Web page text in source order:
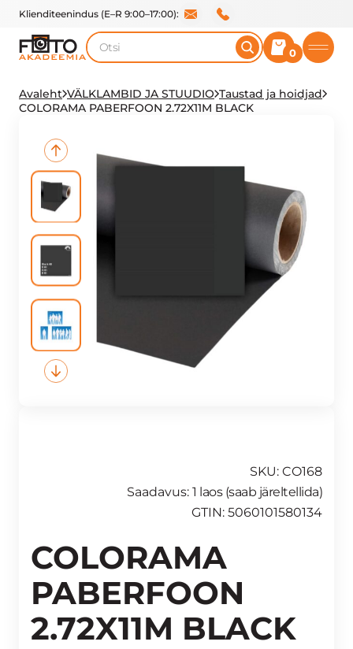
Klienditeenindus (E–R 9:00–17:00):
Otsi
0
Avaleht VÄLKLAMBID JA STUUDIO Taustad ja hoidjad
COLORAMA PABERFOON 2.72X11M BLACK
SKU: CO168
Saadavus: 1 laos (saab järeltellida)
GTIN: 5060101580134
COLORAMA
PABERFOON
2.72X11M BLACK